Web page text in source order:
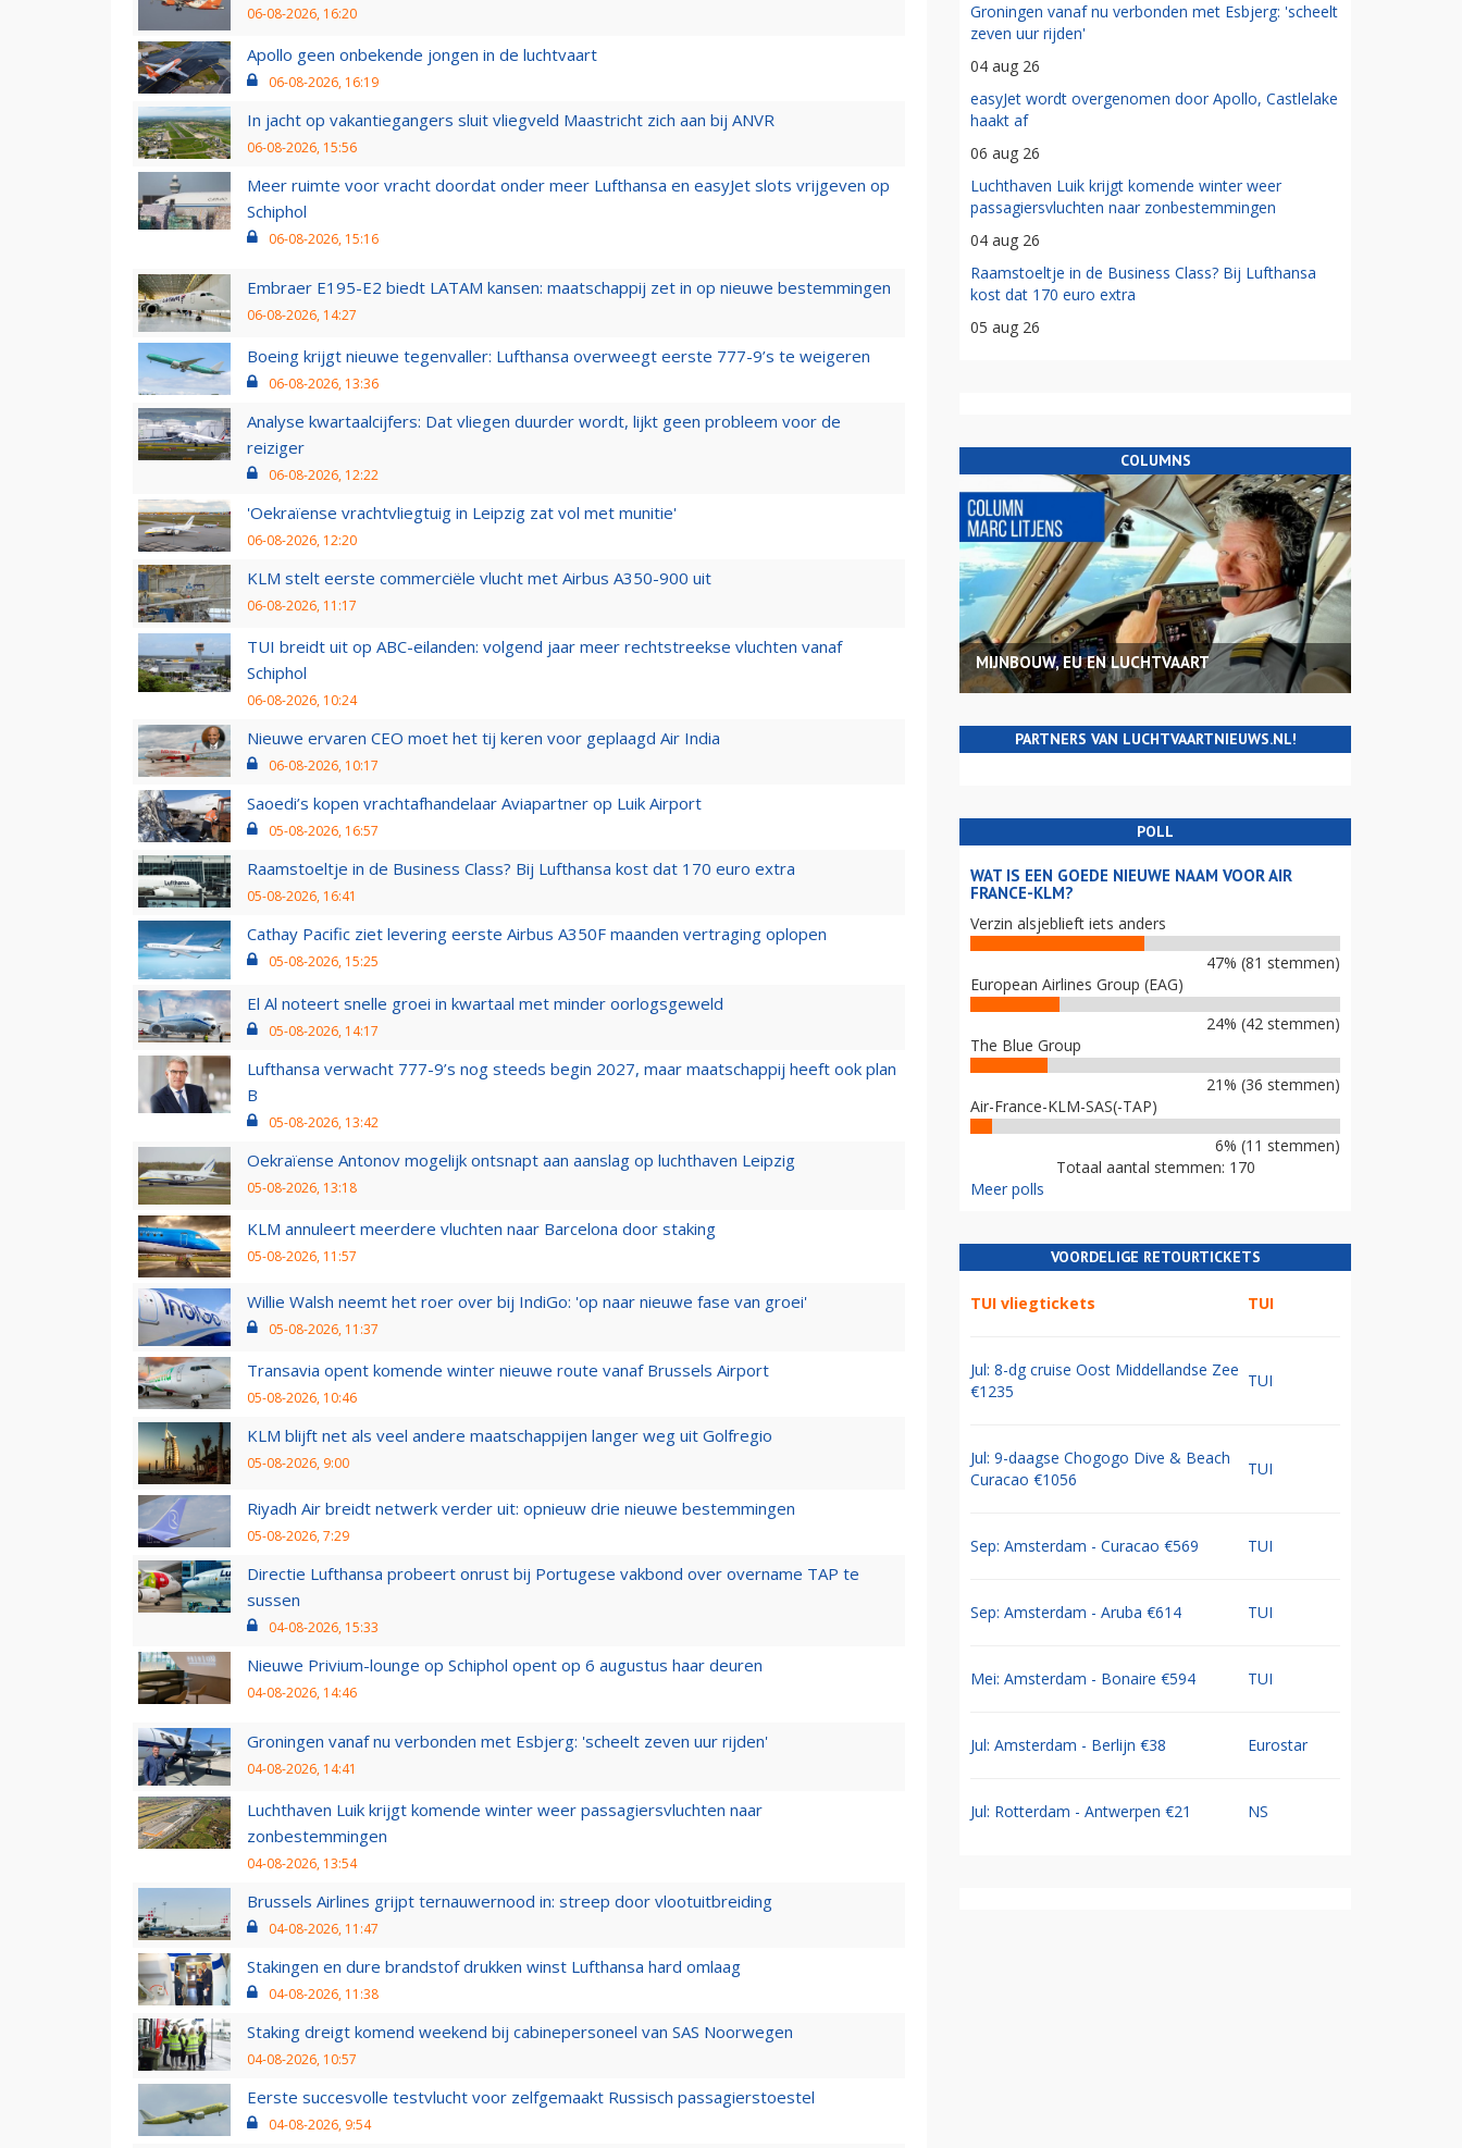
06-08-2026, 16:20
Apollo geen onbekende jongen in de luchtvaart
06-08-2026, 16:19
In jacht op vakantiegangers sluit vliegveld Maastricht zich aan bij ANVR
06-08-2026, 15:56
Meer ruimte voor vracht doordat onder meer Lufthansa en easyJet slots vrijgeven op
Schiphol
06-08-2026, 15:16
Embraer E195-E2 biedt LATAM kansen: maatschappij zet in op nieuwe bestemmingen
06-08-2026, 14:27
Boeing krijgt nieuwe tegenvaller: Lufthansa overweegt eerste 777-9’s te weigeren
06-08-2026, 13:36
Analyse kwartaalcijfers: Dat vliegen duurder wordt, lijkt geen probleem voor de
reiziger
06-08-2026, 12:22
'Oekraïense vrachtvliegtuig in Leipzig zat vol met munitie'
06-08-2026, 12:20
KLM stelt eerste commerciële vlucht met Airbus A350-900 uit
06-08-2026, 11:17
TUI breidt uit op ABC-eilanden: volgend jaar meer rechtstreekse vluchten vanaf
Schiphol
06-08-2026, 10:24
Nieuwe ervaren CEO moet het tij keren voor geplaagd Air India
06-08-2026, 10:17
Saoedi’s kopen vrachtafhandelaar Aviapartner op Luik Airport
05-08-2026, 16:57
Raamstoeltje in de Business Class? Bij Lufthansa kost dat 170 euro extra
05-08-2026, 16:41
Cathay Pacific ziet levering eerste Airbus A350F maanden vertraging oplopen
05-08-2026, 15:25
El Al noteert snelle groei in kwartaal met minder oorlogsgeweld
05-08-2026, 14:17
Lufthansa verwacht 777-9’s nog steeds begin 2027, maar maatschappij heeft ook plan
B
05-08-2026, 13:42
Oekraïense Antonov mogelijk ontsnapt aan aanslag op luchthaven Leipzig
05-08-2026, 13:18
KLM annuleert meerdere vluchten naar Barcelona door staking
05-08-2026, 11:57
Willie Walsh neemt het roer over bij IndiGo: 'op naar nieuwe fase van groei'
05-08-2026, 11:37
Transavia opent komende winter nieuwe route vanaf Brussels Airport
05-08-2026, 10:46
KLM blijft net als veel andere maatschappijen langer weg uit Golfregio
05-08-2026, 9:00
Riyadh Air breidt netwerk verder uit: opnieuw drie nieuwe bestemmingen
05-08-2026, 7:29
Directie Lufthansa probeert onrust bij Portugese vakbond over overname TAP te
sussen
04-08-2026, 15:33
Nieuwe Privium-lounge op Schiphol opent op 6 augustus haar deuren
04-08-2026, 14:46
Groningen vanaf nu verbonden met Esbjerg: 'scheelt zeven uur rijden'
04-08-2026, 14:41
Luchthaven Luik krijgt komende winter weer passagiersvluchten naar
zonbestemmingen
04-08-2026, 13:54
Brussels Airlines grijpt ternauwernood in: streep door vlootuitbreiding
04-08-2026, 11:47
Stakingen en dure brandstof drukken winst Lufthansa hard omlaag
04-08-2026, 11:38
Staking dreigt komend weekend bij cabinepersoneel van SAS Noorwegen
04-08-2026, 10:57
Eerste succesvolle testvlucht voor zelfgemaakt Russisch passagierstoestel
04-08-2026, 9:54
Groningen vanaf nu verbonden met Esbjerg: 'scheelt
zeven uur rijden'
04 aug 26
easyJet wordt overgenomen door Apollo, Castlelake
haakt af
06 aug 26
Luchthaven Luik krijgt komende winter weer
passagiersvluchten naar zonbestemmingen
04 aug 26
Raamstoeltje in de Business Class? Bij Lufthansa
kost dat 170 euro extra
05 aug 26
COLUMNS
MIJNBOUW, EU EN LUCHTVAART
PARTNERS VAN LUCHTVAARTNIEUWS.NL!
POLL
WAT IS EEN GOEDE NIEUWE NAAM VOOR AIR
FRANCE-KLM?
Verzin alsjeblieft iets anders
47% (81 stemmen)
European Airlines Group (EAG)
24% (42 stemmen)
The Blue Group
21% (36 stemmen)
Air-France-KLM-SAS(-TAP)
6% (11 stemmen)
Totaal aantal stemmen: 170
Meer polls
VOORDELIGE RETOURTICKETS
TUI vliegtickets TUI
Jul: 8-dg cruise Oost Middellandse Zee
€1235
TUI
Jul: 9-daagse Chogogo Dive & Beach
Curacao €1056
TUI
Sep: Amsterdam - Curacao €569 TUI
Sep: Amsterdam - Aruba €614 TUI
Mei: Amsterdam - Bonaire €594 TUI
Jul: Amsterdam - Berlijn €38 Eurostar
Jul: Rotterdam - Antwerpen €21 NS